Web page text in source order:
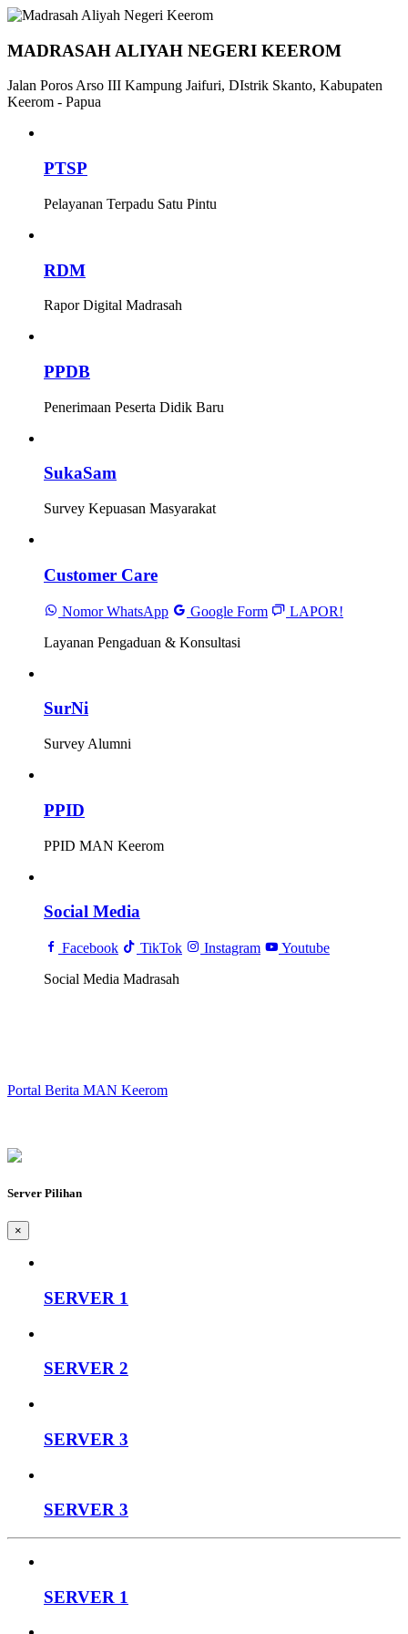
MADRASAH ALIYAH NEGERI KEEROM
Jalan Poros Arso III Kampung Jaifuri, DIstrik Skanto, Kabupaten
Keerom - Papua
PTSP
Pelayanan Terpadu Satu Pintu
RDM
Rapor Digital Madrasah
PPDB
Penerimaan Peserta Didik Baru
SukaSam
Survey Kepuasan Masyarakat
Customer Care
Nomor WhatsApp Google Form
LAPOR!
Layanan Pengaduan & Konsultasi
SurNi
Survey Alumni
PPID
PPID MAN Keerom
Social Media
Facebook TikTok Instagram
Youtube
Social Media Madrasah
Portal Berita MAN Keerom
Server Pilihan
×
SERVER 1
SERVER 2
SERVER 3
SERVER 3
SERVER 1